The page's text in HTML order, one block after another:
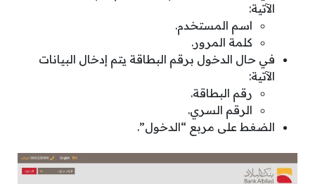
الآتية:
اسم المستخدم.
كلمة المرور.
في حال الدخول برقم البطاقة يتم إدخال البيانات
الآتية:
رقم البطاقة.
الرقم السري.
الضغط على مربع “الدخول”.